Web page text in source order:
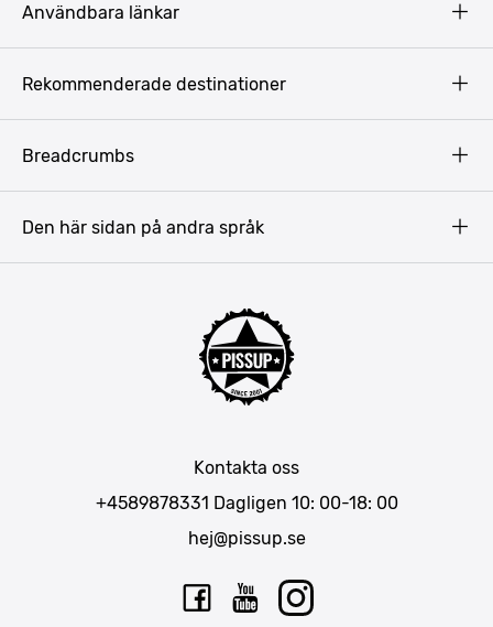
Användbara länkar
Rekommenderade destinationer
Breadcrumbs
Kontakta oss
+4589878331 Dagligen 10: 00-18: 00
hej@pissup.se
Den här sidan på andra språk